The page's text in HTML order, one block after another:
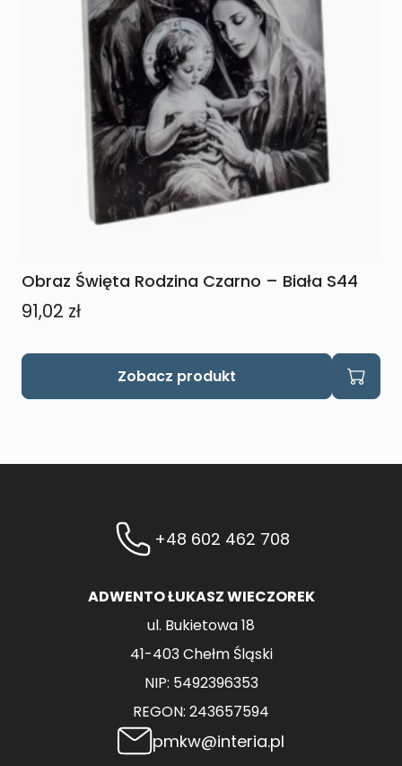
Obraz Święta Rodzina Czarno – Biała S44
91,02 zł
Zobacz produkt
+48 602 462 708
ADWENTO ŁUKASZ WIECZOREK
ul. Bukietowa 18
41-403 Chełm Śląski
NIP: 5492396353
REGON: 243657594
pmkw@interia.pl